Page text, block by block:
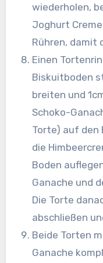
wiederholen,
Joghurt
Rühren, damit
Einen
Biskuitboden
breiten und
Schoko-
Torte) auf den
die
Boden
Ganache und
Die Torte
abschließen
Beide Torten
Ganache